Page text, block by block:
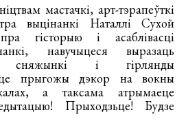
мастачкі, арт-тэрапеўткі
выцінанкі Наталлі Сухой
гісторыю і асаблівасці
навучыцеся выразаць
і гірлянды
прыгожы дэкор на вокны
а таксама атрымаеце
Прыходзьце! Будзе